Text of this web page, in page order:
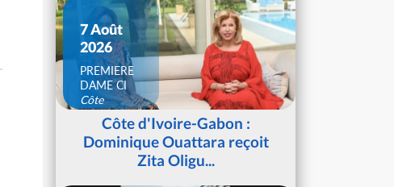
7 Août
2026
PREMIERE
DAME CI
Côte
d'IvoireCôte d'Ivoire-Gabon :
Dominique Ouattara reçoit
Zita Oligu...